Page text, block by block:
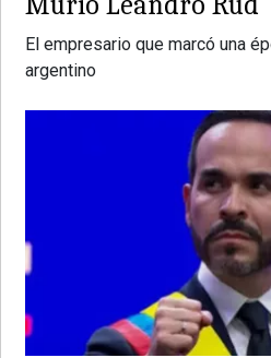
El empresario que marcó una
argentino